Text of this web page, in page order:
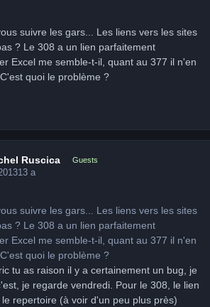
suivre les gars... Les liens vers les sites
? Le 308 a un lien parfaitement
Excel me semble-t-il, quant au 377 il n'en
quoi le problème ?
Ruscica Guests
13 a
suivre les gars... Les liens vers les sites
? Le 308 a un lien parfaitement
Excel me semble-t-il, quant au 377 il n'en
quoi le problème ?
tu as raison il y a certainement un bug, je
je regarde vendredi. Pour le 308, le lien
repertoire (à voir d'un peu plus près)